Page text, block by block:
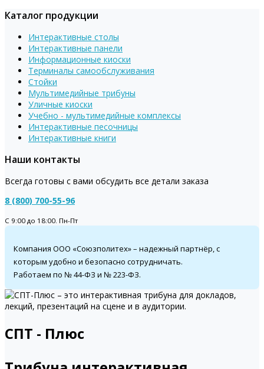
Каталог продукции
Интерактивные столы
Интерактивные панели
Информационные киоски
Терминалы самообслуживания
Стойки
Мультимедийные трибуны
Уличные киоски
Учебно - мультимедийные комплексы
Интерактивные песочницы
Интерактивные книги
Наши контакты
Всегда готовы с вами обсудить все детали заказа
8 (800) 700-55-96
С 9:00 до 18:00. Пн-Пт
Компания ООО «Союзполитех» – надежный партнёр, с
которым удобно и безопасно сотрудничать.
Работаем по № 44-ФЗ и № 223-ФЗ.
СПТ - Плюс